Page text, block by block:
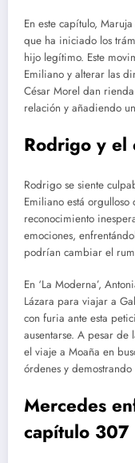
En este capítulo,
que ha iniciado los
hijo legítimo. Este
Emiliano y alterar las
César Morel dan
relación y añadiendo
Rodrigo y el
Rodrigo se siente
Emiliano está
reconocimiento
emociones,
podrían cambiar el
En ‘La Moderna’,
Lázara para viajar a
con furia ante esta
ausentarse. A pesar
el viaje a Moaña en
órdenes y
Mercedes
capítulo 307